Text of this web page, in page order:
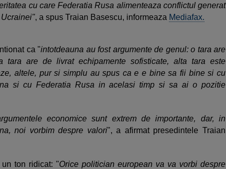
cu care Federatia Rusa alimenteaza conflictul generat
, a spus Traian Basescu, informeaza Mediafax.
ca "intotdeauna au fost argumente de genul: o tara are
tara are de livrat echipamente sofisticate, alta tara este
altele, pur si simplu au spus ca e e bine sa fii bine si cu
si cu Federatia Rusa in acelasi timp si sa ai o pozitie
economice sunt extrem de importante, dar, in
noi vorbim despre valori", a afirmat presedintele Traian
ton ridicat: "Orice politician european va va vorbi despre